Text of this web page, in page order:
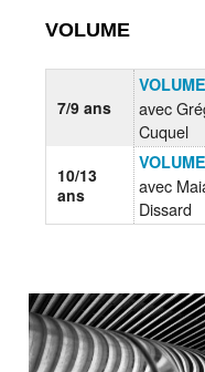
VOLUME
7/9 ans
VOLUME
avec
Cuquel
10/13
ans
VOLUME
avec
Dissard